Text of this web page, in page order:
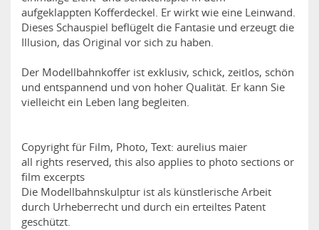
aufgeklappten Kofferdeckel. Er wirkt wie eine Leinwand.
Dieses Schauspiel beflügelt die Fantasie und erzeugt die
Illusion, das Original vor sich zu haben.
Der Modellbahnkoffer ist exklusiv, schick, zeitlos, schön
und entspannend und von hoher Qualität. Er kann Sie
vielleicht ein Leben lang begleiten.
Copyright für Film, Photo, Text: aurelius maier
all rights reserved, this also applies to photo sections or
film excerpts
Die Modellbahnskulptur ist als künstlerische Arbeit
durch Urheberrecht und durch ein erteiltes Patent
geschützt.